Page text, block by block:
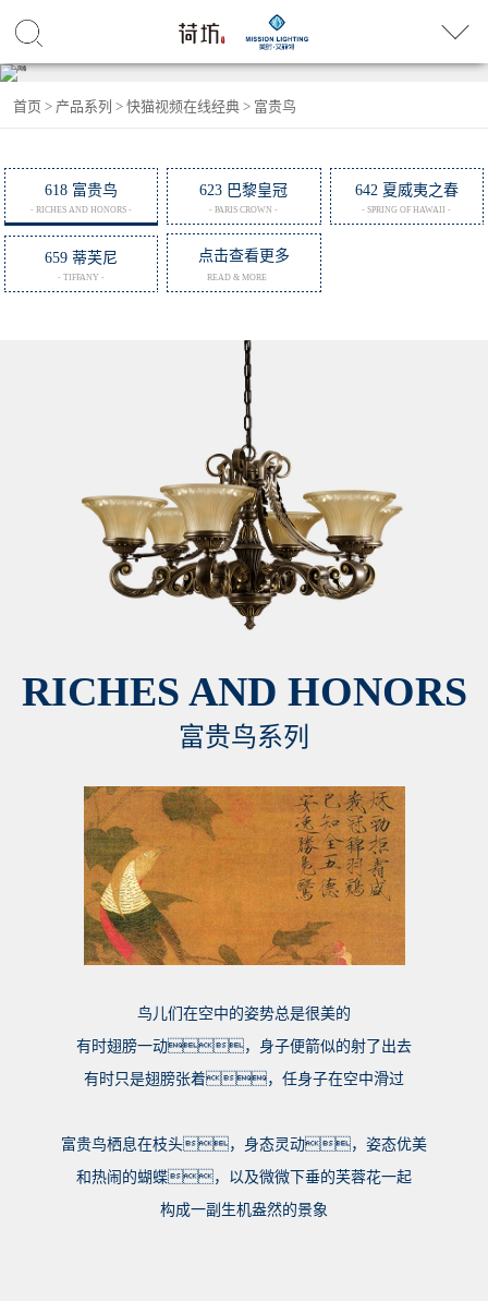
首页 > 产品系列 > 快猫视频在线经典> 富贵鸟
618 富贵鸟
- RICHES AND HONORS -
623 巴黎皇冠
- PARIS CROWN -
642 夏威夷之春
- SPRING OF HAWAII -
659 蒂芙尼
- TIFFANY -
点击查看更多
READ & MORE
RICHES AND HONORS
富贵鸟系列
鸟儿们在空中的姿势总是很美的
有时翅膀一动，身子便箭似的射了出去
有时只是翅膀张着，任身子在空中滑过
富贵鸟栖息在枝头，身态灵动，姿态优美
和热闹的蝴蝶，以及微微下垂的芙蓉花一起
构成一副生机盎然的景象